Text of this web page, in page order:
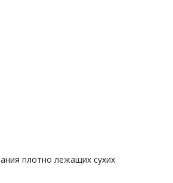
плотно лежащих сухих